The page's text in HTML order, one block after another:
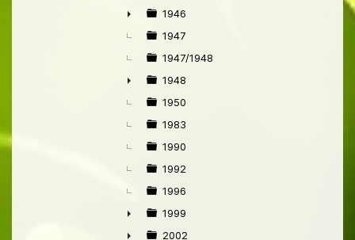
►
1946
1947
1947/1948
►
1948
1950
1983
1990
1992
1996
►
1999
2002